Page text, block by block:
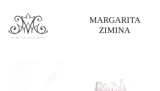
содержимому
MARGARITA
ZIMINA